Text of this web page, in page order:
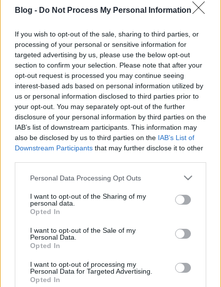
Blog - Do Not Process My Personal Information
If you wish to opt-out of the sale, sharing to third parties, or
processing of your personal or sensitive information for
targeted advertising by us, please use the below opt-out
section to confirm your selection. Please note that after your
opt-out request is processed you may continue seeing
interest-based ads based on personal information utilized by
us or personal information disclosed to third parties prior to
your opt-out. You may separately opt-out of the further
disclosure of your personal information by third parties on the
IAB’s list of downstream participants. This information may
also be disclosed by us to third parties on the IAB’s List of
Downstream Participants that may further disclose it to other
Please note that this website/app uses one or more Google
not limited to your visit or usage behaviour. You may click to
grant or deny consent to Google and its third-party tags to
use your data for below specified purposes in below Google
consent section.
Personal Data Processing Opt Outs
I want to opt-out of the Sharing of my
personal data.
Opted In
I want to opt-out of the Sale of my
Personal Data.
Opted In
I want to opt-out of processing my
Personal Data for Targeted Advertising.
Opted In
ainex•2011. augusztus 03.
Ma a kicsitől a nagy felé fogunk haladni. Ha már
tegnap úgyis jól behajóztunk:Peter Lewandowski
alkotásaMondaynoodle egy fokkal nagyobban, a
levegőben hasít:Apache Longbow (a galériában
összevetheted az eredetivel is, érdemes)Még mindig
apró lépték. Ezt überelje valaki:Az igen…
Szerdai szelektív
Igazi szélkakas vagyok (Alekosz rajongóknak:
napraforgó): böhömnagy, dudormentes, félkarú, de
valahol mégis bejön joaquin városrésze. Teljes
galéria itt! Mit hittetek, megússzátok a hetet Citroën
nélkül? Henrik Hoexbroe további jóságai itt
tanyáznak. Bár nem…
Szerdai szelektív
2011. május 04.